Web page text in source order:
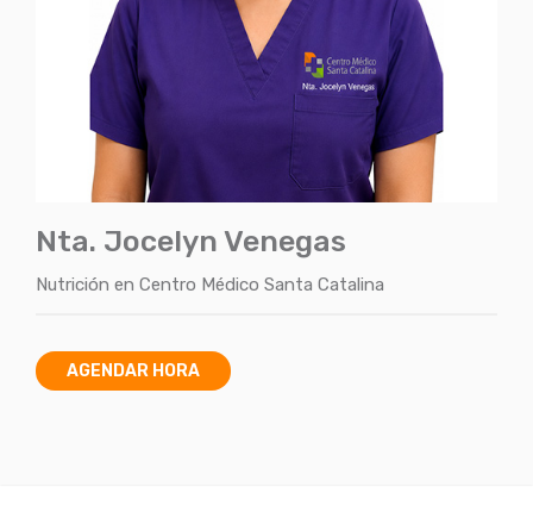
Nta. Jocelyn Venegas
Nutrición en Centro Médico Santa Catalina
AGENDAR HORA